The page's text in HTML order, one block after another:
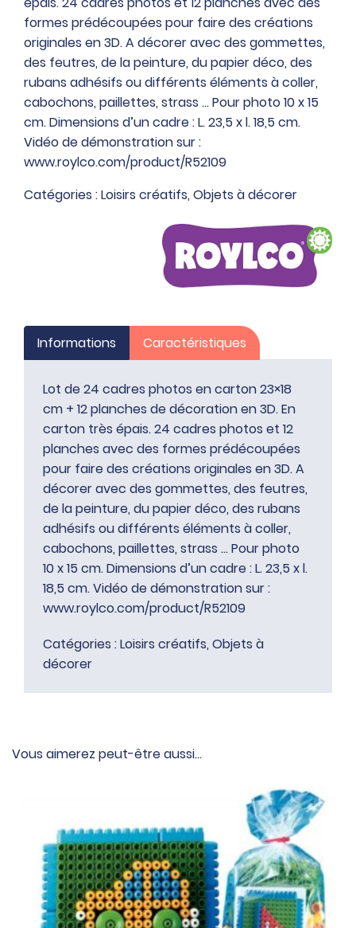
cadres
photos
en
carton
23x18
cm
+
12
planches
de
formes prédécoupées pour faire des créations
originales en 3D. A décorer avec des gommettes,
des feutres, de la peinture, du papier déco, des
rubans adhésifs ou différents éléments à coller,
cabochons, paillettes, strass … Pour photo 10 x 15
cm. Dimensions d’un cadre : L. 23,5 x l. 18,5 cm.
Vidéo de démonstration sur :
www.roylco.com/product/R52109
Catégories :Loisirs créatifs, Objets à décorer
Informations Caractéristiques
Lot de 24 cadres photos en carton 23×18
cm + 12 planches de décoration en 3D. En
carton très épais. 24 cadres photos et 12
planches avec des formes prédécoupées
pour faire des créations originales en 3D. A
décorer avec des gommettes, des feutres,
de la peinture, du papier déco, des rubans
adhésifs ou différents éléments à coller,
cabochons, paillettes, strass … Pour photo
10 x 15 cm. Dimensions d’un cadre : L. 23,5 x l.
18,5 cm. Vidéo de démonstration sur :
www.roylco.com/product/R52109
Catégories :Loisirs créatifs, Objets à
décorer
Vous aimerez peut-être aussi…